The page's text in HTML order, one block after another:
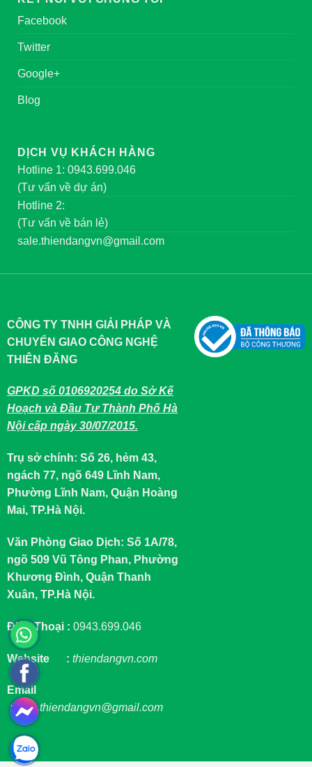
Facebook
Twitter
Google+
Blog
DỊCH VỤ KHÁCH HÀNG
Hotline 1: 0943.699.046
(Tư vấn về dự án)
Hotline 2:
(Tư vấn về bán lẻ)
sale.thiendangvn@gmail.com
CÔNG TY TNHH GIẢI PHÁP VÀ
CHUYỂN GIAO CÔNG NGHỆ
THIÊN ĐĂNG
GPKD số 0106920254 do Sở Kế
Hoạch và Đầu Tư Thành Phố Hà
Nội cấp ngày 30/07/2015.
Trụ sở chính: Số 26, hẻm 43,
ngách 77, ngõ 649 Lĩnh Nam,
Phường Lĩnh Nam, Quận Hoàng
Mai, TP.Hà Nội.
Văn Phòng Giao Dịch: Số 1A/78,
ngõ 509 Vũ Tông Phan, Phường
Khương Đình, Quận Thanh
Xuân, TP.Hà Nội.
Điện Thoại : 0943.699.046
Website : thiendangvn.com
Email
: sale.thiendangvn@gmail.com